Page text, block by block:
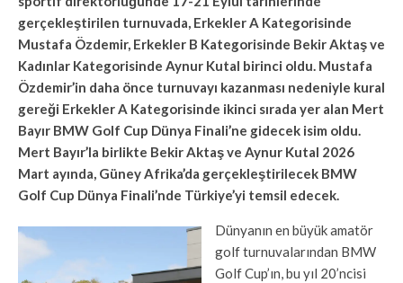
gerçekleştirilen turnuvada, Erkekler A Kategorisinde
Mustafa Özdemir, Erkekler B Kategorisinde Bekir Aktaş ve
Kadınlar Kategorisinde Aynur Kutal birinci oldu. Mustafa
Özdemir’in daha önce turnuvayı kazanması nedeniyle kural
gereği Erkekler A Kategorisinde ikinci sırada yer alan Mert
Bayır BMW Golf Cup Dünya Finali’ne gidecek isim oldu.
Mert Bayır’la birlikte Bekir Aktaş ve Aynur Kutal 2026
Mart ayında, Güney Afrika’da gerçekleştirilecek BMW
Golf Cup Dünya Finali’nde Türkiye’yi temsil edecek.
Dünyanın en büyük amatör
golf turnuvalarından BMW
Golf Cup’ın, bu yıl 20’ncisi